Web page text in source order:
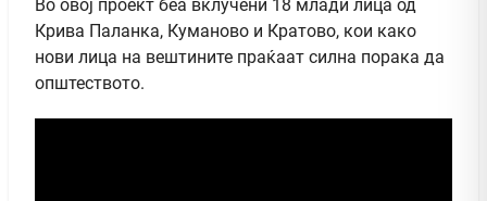
Во овој проект беа вклучени 18 млади лица од
Крива Паланка, Куманово и Кратово, кои како
нови лица на вештините праќаат силна порака да
општеството.